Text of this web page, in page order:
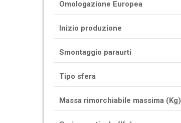
Omologazione Europea
Inizio produzione
Smontaggio paraurti
Tipo sfera
Massa rimorchiabile massima (Kg)